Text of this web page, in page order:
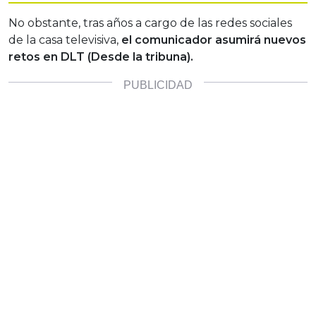
No obstante, tras años a cargo de las redes sociales
de la casa televisiva, el comunicador asumirá nuevos
retos en DLT (Desde la tribuna).